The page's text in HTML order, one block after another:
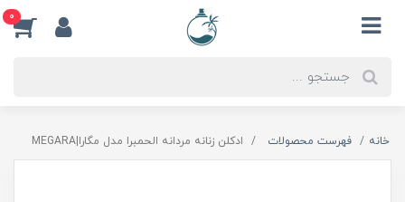
0
خانه فهرست محصولات ادكلن زنانه مردانه الحمبرا مدل مگارا|MEGARA